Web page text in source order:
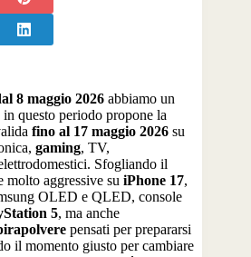
8 maggio 2026 abbiamo un
questo periodo propone la
fino al 17 maggio 2026 su
gaming, TV,
Sfogliando il
aggressive su iPhone 17,
OLED e QLED, console
5, ma anche
pensati per prepararsi
il momento giusto per cambiare